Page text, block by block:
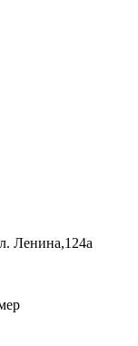
Ленина,124а